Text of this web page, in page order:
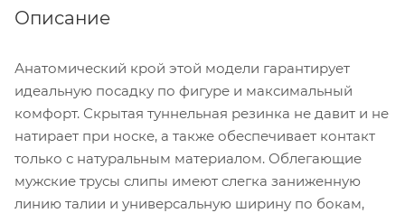
Описание
Анатомический крой этой модели гарантирует
идеальную посадку по фигуре и максимальный
комфорт. Скрытая туннельная резинка не давит и не
натирает при носке, а также обеспечивает контакт
только с натуральным материалом. Облегающие
мужские трусы слипы имеют слегка заниженную
линию талии и универсальную ширину по бокам,